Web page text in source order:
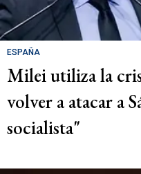
ESPAÑA
Milei utiliza la
volver a atacar a
socialista"